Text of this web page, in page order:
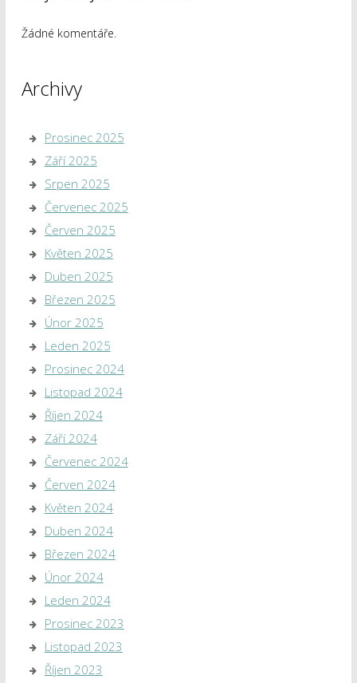
Žádné komentáře.
Archivy
Prosinec 2025
Září 2025
Srpen 2025
Červenec 2025
Červen 2025
Květen 2025
Duben 2025
Březen 2025
Únor 2025
Leden 2025
Prosinec 2024
Listopad 2024
Říjen 2024
Září 2024
Červenec 2024
Červen 2024
Květen 2024
Duben 2024
Březen 2024
Únor 2024
Leden 2024
Prosinec 2023
Listopad 2023
Říjen 2023